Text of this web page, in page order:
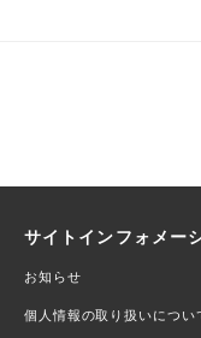
サイトインフォメー
お知らせ
個人情報の取り扱いについ